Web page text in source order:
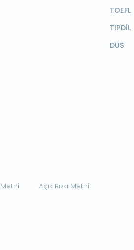
TOEFL
TIPDİL
DUS
Açık Rıza Metni